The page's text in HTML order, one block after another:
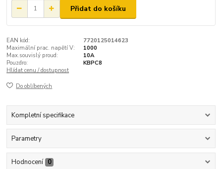
Přidat do košíku
EAN kód:
7720125014623
Maximální prac. napětí V:
1000
Max.souvislý proud:
10A
Pouzdro:
KBPC8
Hlídat cenu / dostupnost
Do oblíbených
Kompletní specifikace
Parametry
Hodnocení 0